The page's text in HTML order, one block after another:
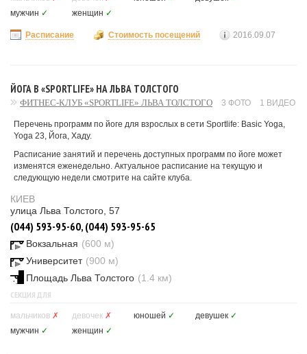
мужчин ✓ женщин ✓
Расписание Стоимость посещений 2016.09.07
ЙОГА В «SPORTLIFE» НА ЛЬВА ТОЛСТОГО
ФИТНЕС-КЛУБ «SPORTLIFE» ЛЬВА ТОЛСТОГО 3 ФОТО 1 ВИДЕО
Перечень программ по йоге для взрослых в сети Sportlife: Basic Yoga,
Yoga 23, Йога, Хаду.
Расписание занятий и перечень доступных программ по йоге может
изменятся еженедельно. Актуальное расписание на текущую и
следующую недели смотрите на сайте клуба.
КИЕВ
улица Льва Толстого, 57
(044) 593-95-60, (044) 593-95-65
Вокзальная (600 м)
Университет (900 м)
Площадь Льва Толстого (1.4 км)
СЕКЦИЯ ДЛЯ
мальчиков ✗ девочек ✗ юношей ✓ девушек ✓
мужчин ✓ женщин ✓